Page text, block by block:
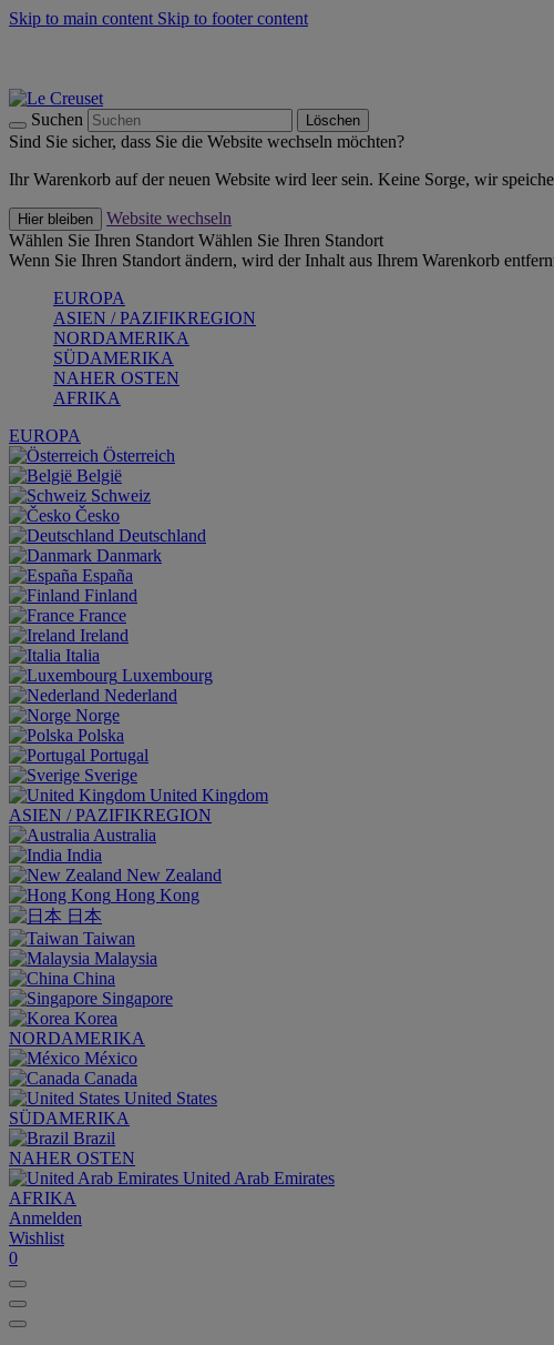
Skip to main content Skip to footer content
Suchen Löschen
Sind Sie sicher, dass Sie die Website wechseln möchten?
Ihr Warenkorb auf der neuen Website wird leer sein. Keine Sorge, wir
Hier bleiben
Website wechseln
Wählen Sie Ihren Standort Wählen Sie Ihren Standort
Wenn Sie Ihren Standort ändern, wird der Inhalt aus Ihrem Warenkorb
EUROPA
ASIEN / PAZIFIKREGION
NORDAMERIKA
SÜDAMERIKA
NAHER OSTEN
AFRIKA
EUROPA
Österreich
België
Schweiz
Česko
Deutschland
Danmark
España
Finland
France
Ireland
Italia
Luxembourg
Nederland
Norge
Polska
Portugal
Sverige
United Kingdom
ASIEN / PAZIFIKREGION
Australia
India
New Zealand
Hong Kong
日本
Taiwan
Malaysia
China
Singapore
Korea
NORDAMERIKA
México
Canada
United States
SÜDAMERIKA
Brazil
NAHER OSTEN
United Arab Emirates
AFRIKA
Anmelden
Wishlist
0